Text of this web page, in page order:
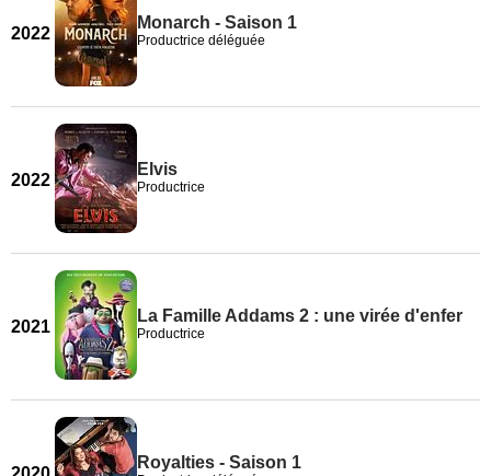
2022
Monarch - Saison 1
Productrice déléguée
2022
Elvis
Productrice
2021
La Famille Addams 2 : une virée d'enfer
Productrice
Royalties - Saison 1